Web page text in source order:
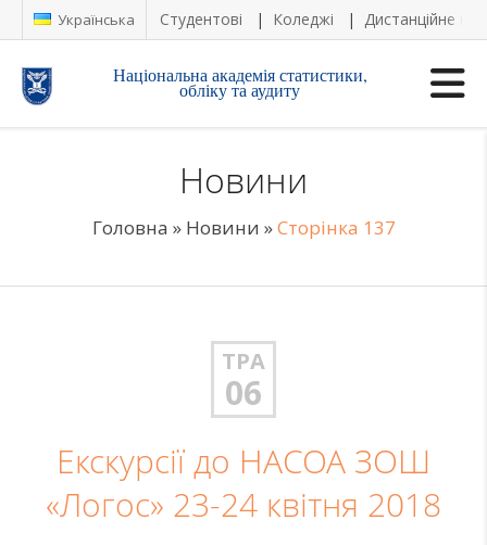
Українська Студентові Коледжі Дистанційне
Національна академія статистики,
обліку та аудиту
Новини
Головна » Новини »Сторінка 137
ТРА
06
Екскурсії до НАСОА ЗОШ
«Логос» 23-24 квітня 2018